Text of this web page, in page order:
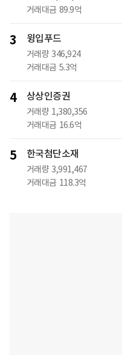
거래대금 89.9억
3 윙입푸드
거래량 346,924
거래대금 5.3억
4 상상인증권
거래량 1,380,356
거래대금 16.6억
5 한국첨단소재
거래량 3,991,467
거래대금 118.3억